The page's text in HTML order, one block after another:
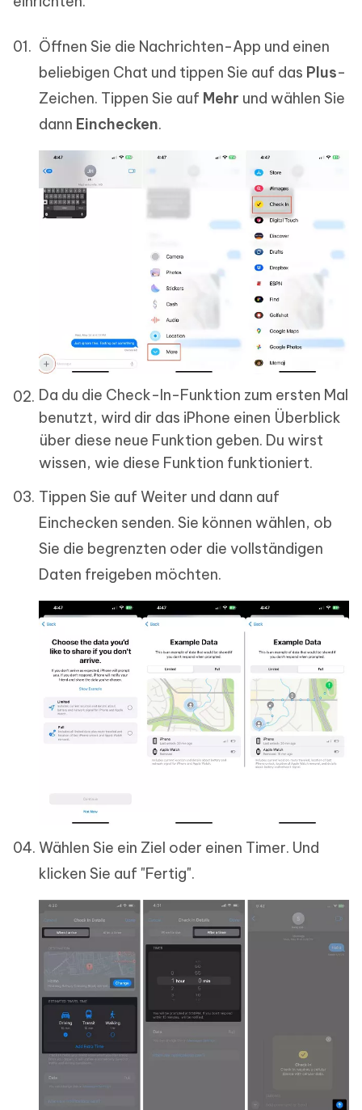
Öffnen Sie die Nachrichten-App und einen
beliebigen Chat und tippen Sie auf das Plus-
Zeichen. Tippen Sie auf Mehr und wählen Sie
dann Einchecken.
Da du die Check-In-Funktion zum ersten Mal
benutzt, wird dir das iPhone einen Überblick
über diese neue Funktion geben. Du wirst
wissen, wie diese Funktion funktioniert.
Tippen Sie auf Weiter und dann auf
Einchecken senden. Sie können wählen, ob
Sie die begrenzten oder die vollständigen
Daten freigeben möchten.
Wählen Sie ein Ziel oder einen Timer. Und
klicken Sie auf "Fertig".